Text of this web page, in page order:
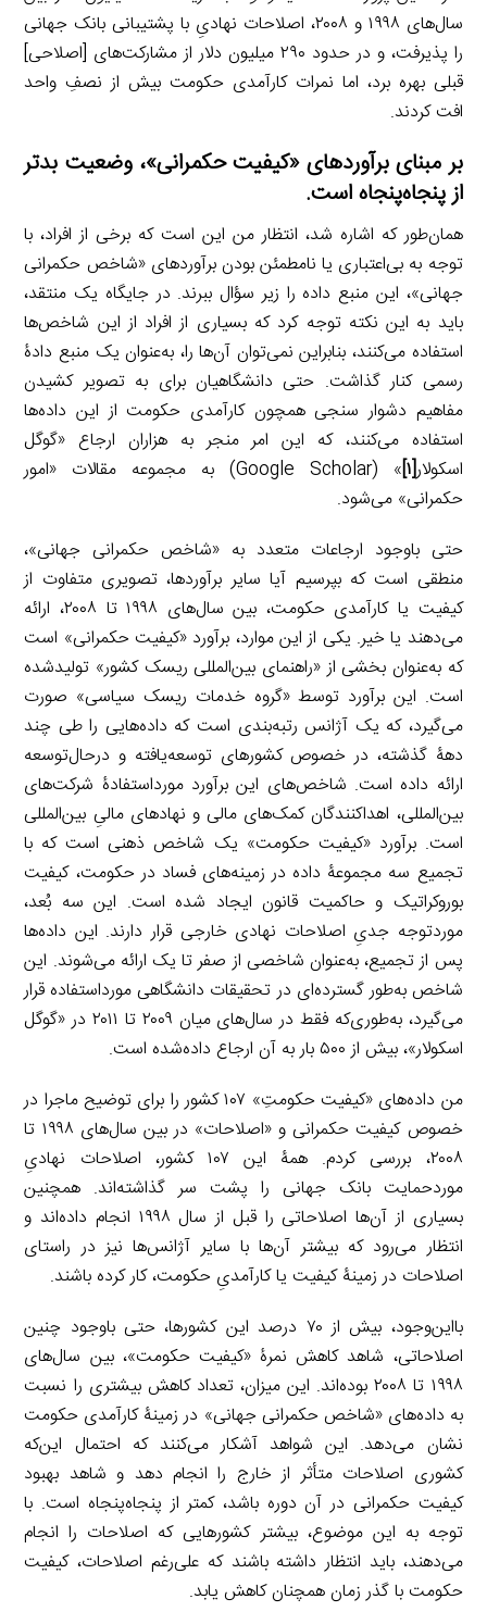
سال‌های ۱۹۹۸ و ۲۰۰۸، اصلاحات نهادیِ با پشتیبانی بانک جهانی
را پذیرفت، و در حدود ۲۹۰ میلیون دلار از مشارکت‌های [اصلاحی]
قبلی بهره برد، اما نمرات کارآمدی حکومت بیش از نصفِ واحد
افت کردند.
بر مبنای برآوردهای «کیفیت حکمرانی»، وضعیت بدتر
از پنجاه‌پنجاه است.
همان‌طور که اشاره شد، انتظار من این است که برخی از افراد، با
توجه به بی‌اعتباری یا نامطمئن بودن برآوردهای «شاخص حکمرانی
جهانی»، این منبع داده را زیر سؤال ببرند. در جایگاه یک منتقد،
باید به این نکته توجه کرد که بسیاری از افراد از این شاخص‌ها
استفاده می‌کنند، بنابراین نمی‌توان آن‌ها را، به‌عنوان یک منبع دادۀ
رسمی کنار گذاشت. حتی دانشگاهیان برای به تصویر کشیدن
مفاهیم دشوار سنجی همچون کارآمدی حکومت از این داده‌ها
استفاده می‌کنند، که این امر منجر به هزاران ارجاع «گوگل
اسکولار[۱]
» (Google Scholar) به مجموعه مقالات «امور
حکمرانی» می‌شود.
حتی باوجود ارجاعات متعدد به «شاخص حکمرانی جهانی»،
منطقی است که بپرسیم آیا سایر برآوردها، تصویری متفاوت از
کیفیت یا کارآمدی حکومت، بین سال‌های ۱۹۹۸ تا ۲۰۰۸، ارائه
می‌دهند یا خیر. یکی از این موارد، برآورد «کیفیت حکمرانی» است
که به‌عنوان بخشی از «راهنمای بین‌المللی ریسک کشور» تولیدشده
است. این برآورد توسط «گروه خدمات ریسک سیاسی» صورت
می‌گیرد، که یک آژانس رتبه‌بندی است که داده‌هایی را طی چند
دهۀ گذشته، در خصوص کشورهای توسعه‌یافته و درحال‌توسعه
ارائه داده است. شاخص‌های این برآورد مورداستفادۀ شرکت‌های
بین‌المللی، اهداکنندگان کمک‌های مالی و نهادهای مالیِ بین‌المللی
است. برآورد «کیفیت حکومت» یک شاخص ذهنی است که با
تجمیع سه مجموعۀ داده در زمینه‌های فساد در حکومت، کیفیت
بوروکراتیک و حاکمیت قانون ایجاد شده است. این سه بُعد،
موردتوجه جدیِ اصلاحات نهادی خارجی قرار دارند. این داده‌ها
پس از تجمیع، به‌عنوان شاخصی از صفر تا یک ارائه می‌شوند. این
شاخص به‌طور گسترده‌ای در تحقیقات دانشگاهی مورداستفاده قرار
می‌گیرد، به‌طوری‌که فقط در سال‌های میان ۲۰۰۹ تا ۲۰۱۱ در «گوگل
اسکولار»، بیش از ۵۰۰ بار به آن ارجاع داده‌شده است.
من داده‌های «کیفیت حکومتِ» ۱۰۷ کشور را برای توضیح ماجرا در
خصوص کیفیت حکمرانی و «اصلاحات» در بین سال‌های ۱۹۹۸ تا
۲۰۰۸، بررسی کردم. همۀ این ۱۰۷ کشور، اصلاحات نهادیِ
موردحمایت بانک جهانی را پشت سر گذاشته‌اند. همچنین
بسیاری از آن‌ها اصلاحاتی را قبل از سال ۱۹۹۸ انجام داده‌اند و
انتظار می‌رود که بیشتر آن‌ها با سایر آژانس‌ها نیز در راستای
اصلاحات در زمینۀ کیفیت یا کارآمدیِ حکومت، کار کرده باشند.
بااین‌وجود، بیش از ۷۰ درصد این کشورها، حتی باوجود چنین
اصلاحاتی، شاهد کاهش نمرۀ «کیفیت حکومت»، بین سال‌های
۱۹۹۸ تا ۲۰۰۸ بوده‌اند. این میزان، تعداد کاهش بیشتری را نسبت
به داده‌های «شاخص حکمرانی جهانی» در زمینۀ کارآمدی حکومت
نشان می‌دهد. این شواهد آشکار می‌کنند که احتمال این‌که
کشوری اصلاحات متأثر از خارج را انجام دهد و شاهد بهبود
کیفیت حکمرانی در آن دوره باشد، کمتر از پنجاه‌پنجاه است. با
توجه به این موضوع، بیشتر کشورهایی که اصلاحات را انجام
می‌دهند، باید انتظار داشته باشند که علی‌رغم اصلاحات، کیفیت
حکومت با گذر زمان همچنان کاهش یابد.